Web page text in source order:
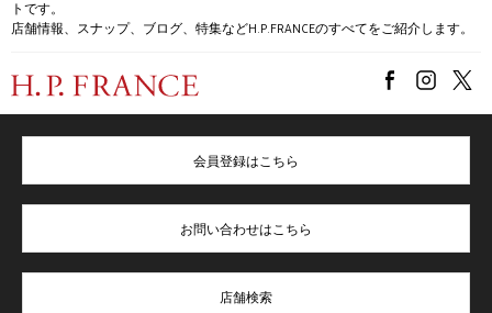
トです。
店舗情報、スナップ、ブログ、特集などH.P.FRANCEのすべてをご紹介します。
会員登録はこちら
お問い合わせはこちら
店舗検索